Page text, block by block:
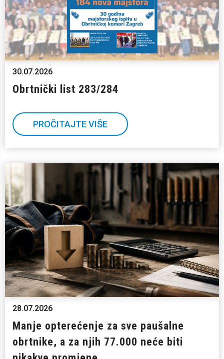
30.07.2026
Obrtnički list 283/284
PROČITAJTE VIŠE
28.07.2026
Manje opterećenje za sve paušalne
obrtnike, a za njih 77.000 neće biti